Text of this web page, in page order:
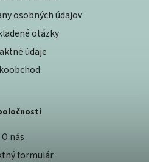
osobných údajov
otázky
údaje
O nás
formulár